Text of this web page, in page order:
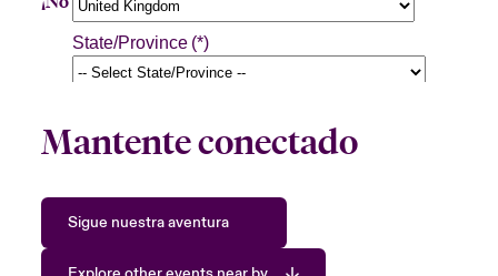
Mantente conectado
Sigue nuestra aventura